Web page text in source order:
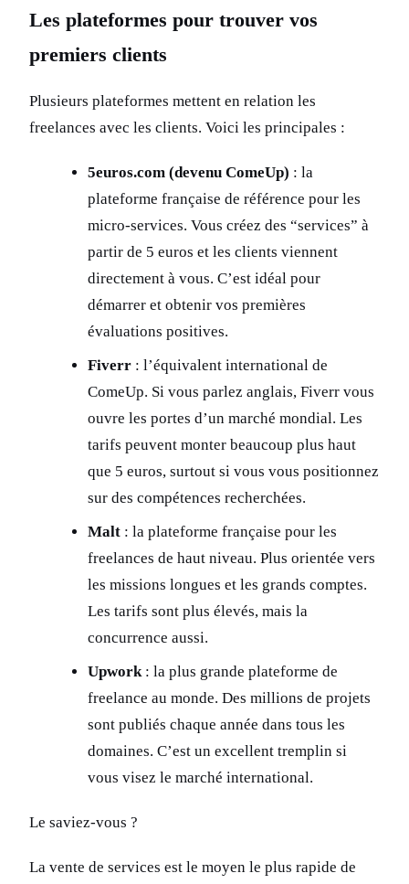
Les plateformes pour trouver vos
premiers clients
Plusieurs plateformes mettent en relation les
freelances avec les clients. Voici les principales :
5euros.com (devenu ComeUp) : la
plateforme française de référence pour les
micro-services. Vous créez des “services” à
partir de 5 euros et les clients viennent
directement à vous. C’est idéal pour
démarrer et obtenir vos premières
évaluations positives.
Fiverr : l’équivalent international de
ComeUp. Si vous parlez anglais, Fiverr vous
ouvre les portes d’un marché mondial. Les
tarifs peuvent monter beaucoup plus haut
que 5 euros, surtout si vous vous positionnez
sur des compétences recherchées.
Malt : la plateforme française pour les
freelances de haut niveau. Plus orientée vers
les missions longues et les grands comptes.
Les tarifs sont plus élevés, mais la
concurrence aussi.
Upwork: la plus grande plateforme de
freelance au monde. Des millions de projets
sont publiés chaque année dans tous les
domaines. C’est un excellent tremplin si
vous visez le marché international.
Le saviez-vous ?
La vente de services est le moyen le plus rapide de